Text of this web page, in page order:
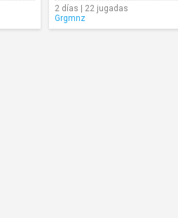
2 días | 22 jugadas
Grgmnz